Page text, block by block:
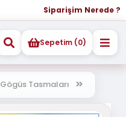
Siparişim Nerede ?
Sepetim (0)
Gögüs Tasmaları